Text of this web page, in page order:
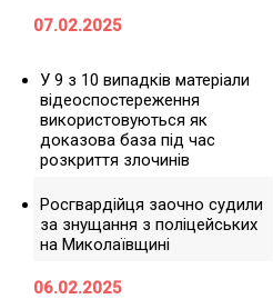
07.02.2025
У 9 з 10 випадків матеріали
відеоспостереження
використовуються як
доказова база під час
розкриття злочинів
Росгвардійця заочно судили
за знущання з поліцейських
на Миколаївщині
06.02.2025